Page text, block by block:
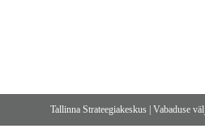
Tallinna Strateegiakeskus |Vabaduse